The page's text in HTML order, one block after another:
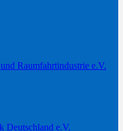
Raumfahrtindustrie e.V.
Deutschland e.V.